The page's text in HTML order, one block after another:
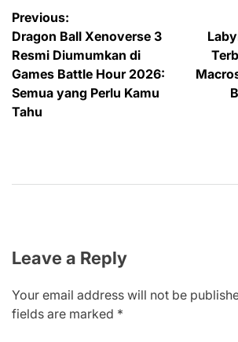
Post
navigation
Previous:
Dragon Ball Xenoverse 3
Resmi Diumumkan di
Games Battle Hour 2026:
Semua yang Perlu Kamu
Tahu
Leave a Reply
Your email address will not be
fields are marked *